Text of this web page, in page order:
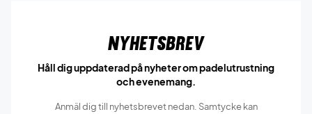
Nyhetsbrev
Håll dig uppdaterad på nyheter om padelutrustning
och evenemang.
Anmäl dig till nyhetsbrevet nedan. Samtycke kan